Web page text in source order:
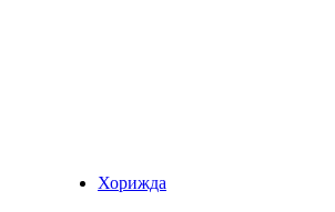
Хорижда